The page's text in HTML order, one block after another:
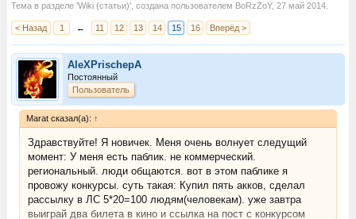
Тема в разделе 'Wiki (статьи)', создана пользователем BoRzZoY,27 май 2014
< Назад 1 ← 11 12 13 14 15 16 Вперёд >
AleXPrischepA
Постоянный
Пользователь
Marat сказал(а): ↑
Здравствуйте! Я новичек. Меня очень волнует следущий
момент: У меня есть паблик. не коммерческий.
региональный. люди общаются. вот в этом паблике я
провожу конкурсы. суть такая: Купил пять акков, сделал
рассылку в ЛС 5*20=100 людям(человекам). уже завтра
выиграй два билета в кино и ссылка на пост с конкурсом